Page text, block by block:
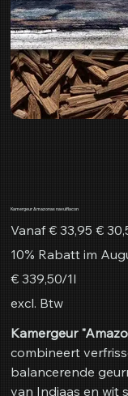
Kamergeur Amazonas navulflacon
Vanaf Originele
prijs
€ 33,95 €
10% Rabatt im
€ 339,50
per
Liter
€ 339,50/1l
excl. Btw
Kamergeur
combineert
balancerende
van Indiaas en wit